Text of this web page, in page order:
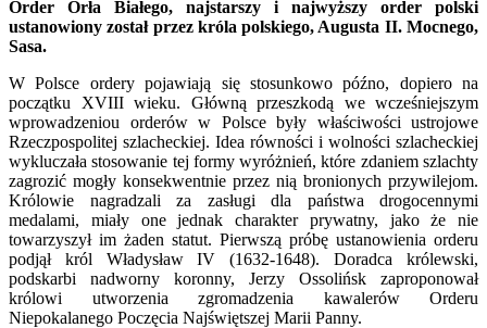
Order Orła Białego, najstarszy i najwyższy order polski
ustanowiony został przez króla polskiego, Augusta II. Mocnego,
Sasa.
W Polsce ordery pojawiają się stosunkowo późno, dopiero na
początku XVIII wieku. Główną przeszkodą we wcześniejszym
wprowadzeniou orderów w Polsce były właściwości ustrojowe
Rzeczpospolitej szlacheckiej. Idea równości i wolności szlacheckiej
wykluczała stosowanie tej formy wyróżnień, które zdaniem szlachty
zagrozić mogły konsekwentnie przez nią bronionych przywilejom.
Królowie nagradzali za zasługi dla państwa drogocennymi
medalami, miały one jednak charakter prywatny, jako że nie
towarzyszył im żaden statut. Pierwszą próbę ustanowienia orderu
podjął król Władysław IV (1632-1648). Doradca królewski,
podskarbi nadworny koronny, Jerzy Ossolińsk zaproponował
królowi utworzenia zgromadzenia kawalerów Orderu
Niepokalanego Poczęcia Najświętszej Marii Panny.